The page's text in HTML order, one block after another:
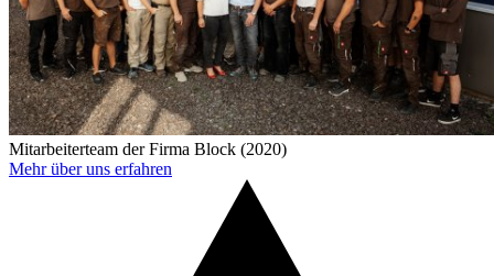
Mitarbeiterteam der Firma Block (2020)
Mehr über uns erfahren